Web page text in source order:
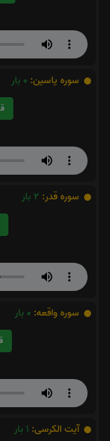
سوره یاسین: 0 بار
سوره قدر: 2 بار
سوره واقعه: 0 بار
آیت الکرسی: 1 بار